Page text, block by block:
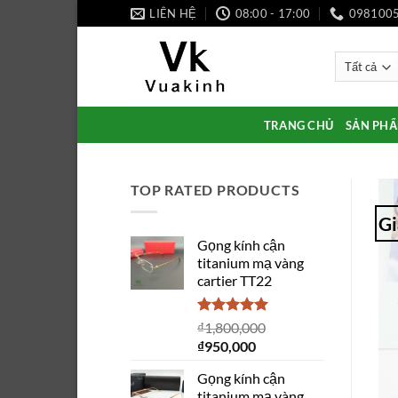
qua
LIÊN HỆ 08:00 - 17:00
TRANG CHỦ SẢN
TOP RATED PRODUCTS
Gọng kính cận
titanium mạ vàng
cartier TT22
Được xếp
hạng 5.00
5 sao
₫1,800,000
Giá
là:
₫950,000Giá
tại
Gọng kính cận